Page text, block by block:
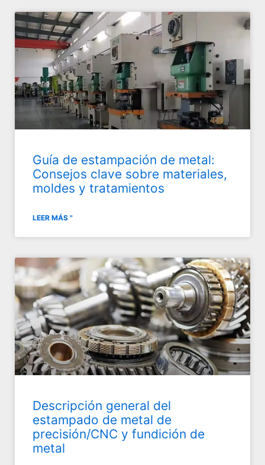
Guía de estampación de metal:
Consejos clave sobre materiales,
moldes y tratamientos
LEER MÁS "
Descripción general del
estampado de metal de
precisión/CNC y fundición de
metal